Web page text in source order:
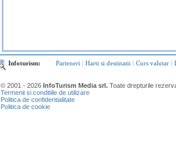
Infoturism: Parteneri | Harti si destinatii | Curs valutar |
© 2001 - 2026 InfoTurism Media srl. Toate drepturile
Termenii si conditiile de utilizare
Politica de confidentialitate
Politica de cookie